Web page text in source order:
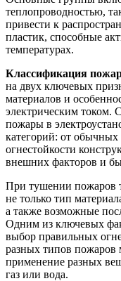
теплопроводностью,
привести к
пластик, способные
температурах.
Классификация
на двух ключевых
материалов и
электрическим током.
пожары в
категорий: от
огнестойкости
внешних факторов и
При тушении пожаров
не только тип
а также возможные
Одним из ключевых
выбор правильных
разных типов пожаров
применение разных
газ или вода.